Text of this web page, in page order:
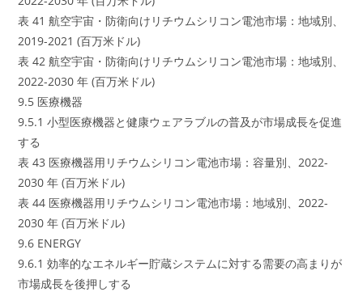
表 41 航空宇宙・防衛向けリチウムシリコン電池市場：地域別、
2019-2021 (百万米ドル)
表 42 航空宇宙・防衛向けリチウムシリコン電池市場：地域別、
2022-2030 年 (百万米ドル)
9.5 医療機器
9.5.1 小型医療機器と健康ウェアラブルの普及が市場成長を促進
する
表 43 医療機器用リチウムシリコン電池市場：容量別、2022-
2030 年 (百万米ドル)
表 44 医療機器用リチウムシリコン電池市場：地域別、2022-
2030 年 (百万米ドル)
9.6 ENERGY
9.6.1 効率的なエネルギー貯蔵システムに対する需要の高まりが
市場成長を後押しする